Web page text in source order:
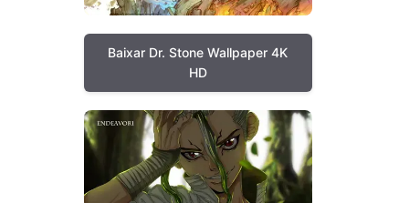
Baixar Dr. Stone Wallpaper 4K
HD